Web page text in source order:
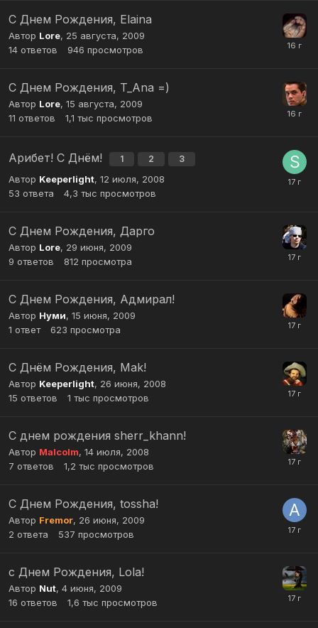
С Днем Рождения, Elaina
Автор Lore, 25 августа, 2009
14 ответов 946 просмотров
C Днем Рождения, T_Ana =)
Автор Lore, 15 августа, 2009
11 ответов 1,1 тыс просмотров
Арибет! С Днём! 1 2 3
Автор Keeperlight, 12 июля, 2008
53 ответа 4,3 тыс просмотров
C Днем Рождения, Дарго
Автор Lore, 29 июня, 2009
9 ответов 812 просмотра
С Днем Рождения, Адмирал!
Автор Нуми, 15 июня, 2009
1 ответ 623 просмотра
С Днём Рождения, Mak!
Автор Keeperlight, 26 июня, 2008
15 ответов 1 тыс просмотров
С днем рождения sherr_khann!
Автор Malcolm, 14 июля, 2008
7 ответов 1,2 тыс просмотров
С Днем Рождения, tossha!
Автор Fremor, 26 июня, 2009
2 ответа 537 просмотров
с Днем Рождения, Lola!
Автор Nut, 4 июня, 2009
16 ответов 1,6 тыс просмотров